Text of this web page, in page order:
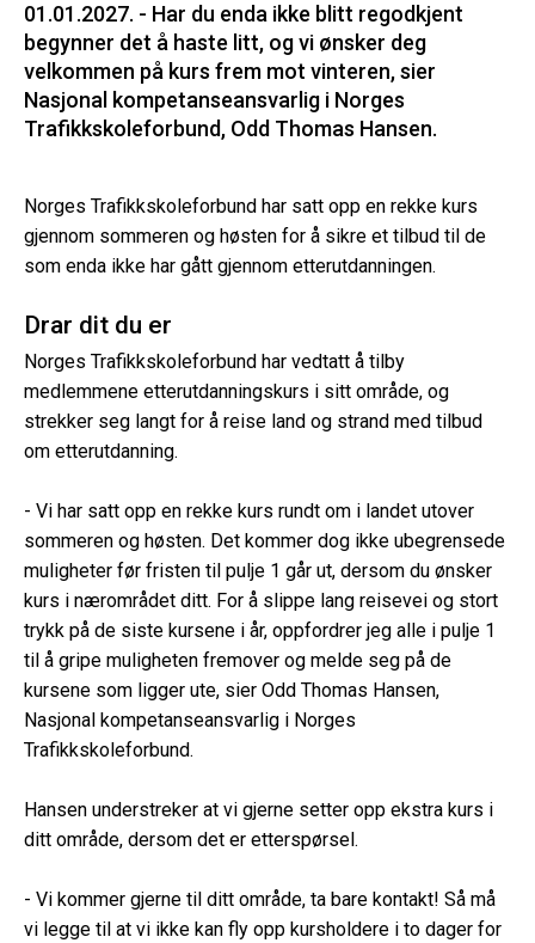
01.01.2027. - Har du enda ikke blitt regodkjent
begynner det å haste litt, og vi ønsker deg
velkommen på kurs frem mot vinteren, sier
Nasjonal kompetanseansvarlig i Norges
Trafikkskoleforbund, Odd Thomas Hansen.
Norges Trafikkskoleforbund har satt opp en rekke kurs
gjennom sommeren og høsten for å sikre et tilbud til de
som enda ikke har gått gjennom etterutdanningen.
Drar dit du er
Norges Trafikkskoleforbund har vedtatt å tilby
medlemmene etterutdanningskurs i sitt område, og
strekker seg langt for å reise land og strand med tilbud
om etterutdanning.
- Vi har satt opp en rekke kurs rundt om i landet utover
sommeren og høsten. Det kommer dog ikke ubegrensede
muligheter før fristen til pulje 1 går ut, dersom du ønsker
kurs i nærområdet ditt. For å slippe lang reisevei og stort
trykk på de siste kursene i år, oppfordrer jeg alle i pulje 1
til å gripe muligheten fremover og melde seg på de
kursene som ligger ute, sier Odd Thomas Hansen,
Nasjonal kompetanseansvarlig i Norges
Trafikkskoleforbund.
Hansen understreker at vi gjerne setter opp ekstra kurs i
ditt område, dersom det er etterspørsel.
- Vi kommer gjerne til ditt område, ta bare kontakt! Så må
vi legge til at vi ikke kan fly opp kursholdere i to dager for